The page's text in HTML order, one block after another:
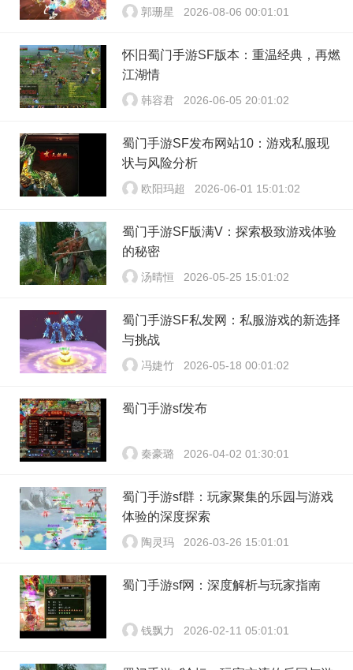
郭珊星 2026-08-06 00:01:01
怀旧蜀门手游SF版本：重温经典，再燃
江湖情
韩容君 2026-06-05 20:01:02
蜀门手游SF发布网站10：游戏私服现
状与风险分析
欧阳玛超 2026-06-01 15:01:02
蜀门手游SF版满V：探索极致游戏体验
的秘密
汤晴恒 2026-05-25 15:01:02
蜀门手游SF私发网：私服游戏的新选择
与挑战
冯婕竹 2026-05-18 00:01:02
蜀门手游sf发布
秦豪璐 2026-04-02 01:30:01
蜀门手游sf群：玩家聚集的乐园与游戏
体验的深度探索
陶灵玛 2026-03-26 15:01:01
蜀门手游sf网：深度解析与玩家指南
钱飘力 2026-02-11 05:01:01